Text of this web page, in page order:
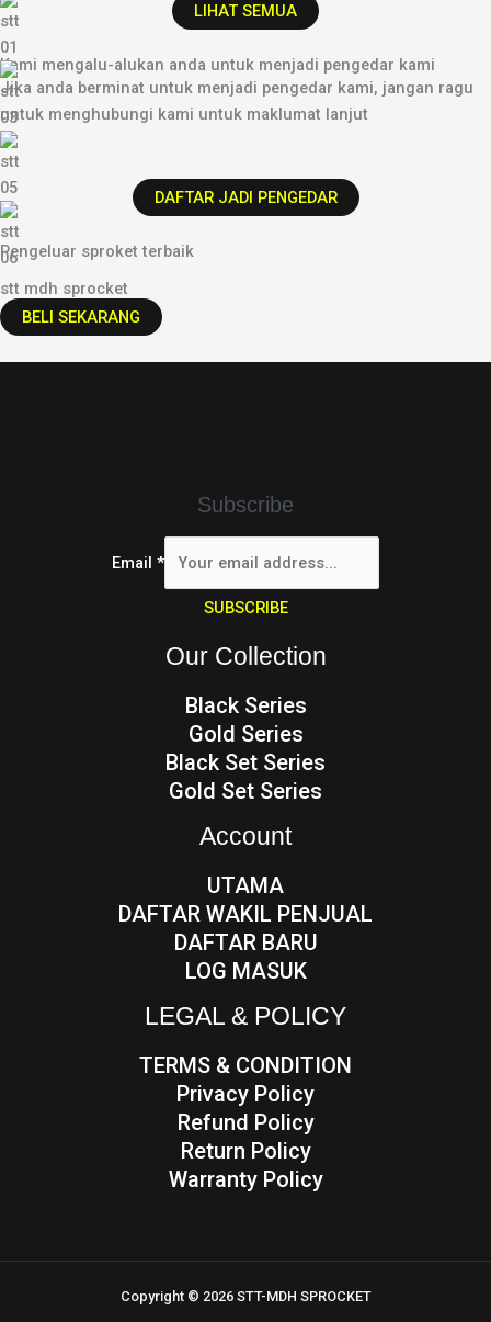
LIHAT SEMUA
Kami mengalu-alukan anda untuk menjadi pengedar kami
Jika anda berminat untuk menjadi pengedar kami, jangan ragu
untuk menghubungi kami untuk maklumat lanjut
DAFTAR JADI PENGEDAR
Pengeluar sproket terbaik
stt mdh sprocket
BELI SEKARANG
Subscribe
Email *
SUBSCRIBE
Our Collection
Black Series
Gold Series
Black Set Series
Gold Set Series
Account
UTAMA
DAFTAR WAKIL PENJUAL
DAFTAR BARU
LOG MASUK
LEGAL & POLICY
TERMS & CONDITION
Privacy Policy
Refund Policy
Return Policy
Warranty Policy
Copyright © 2026 STT-MDH SPROCKET